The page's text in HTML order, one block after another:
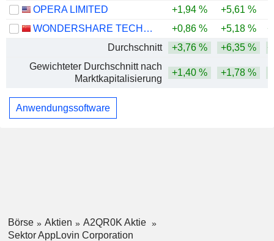
OPERA LIMITED
+1,94 % +5,61 %
WONDERSHARE TECHNOLOGY GROUP CO., LTD.
+0,86 % +5,18 %
Durchschnitt
+3,76 % +6,35 %
Gewichteter Durchschnitt nach
Marktkapitalisierung
+1,40 % +1,78 %
Anwendungssoftware
Börse Aktien
A2QR0K Aktie
Sektor AppLovin Corporation